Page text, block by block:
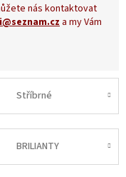
nás kontaktovat
a my Vám
Stříbrné
BRILIANTY